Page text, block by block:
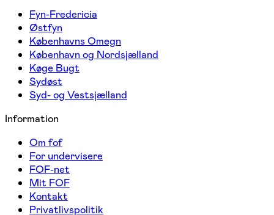
Fyn-Fredericia
Østfyn
Københavns Omegn
København og Nordsjælland
Køge Bugt
Sydøst
Syd- og Vestsjælland
Information
Om fof
For undervisere
FOF-net
Mit FOF
Kontakt
Privatlivspolitik